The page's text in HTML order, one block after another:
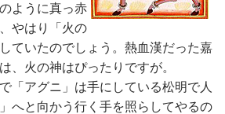
ように真っ赤
やはり「火の
ていたのでしょう。熱血漢だった嘉
、火の神はぴったりですが。
「アグニ」は手にしている松明で人
へと向かう行く手を照らしてやるの